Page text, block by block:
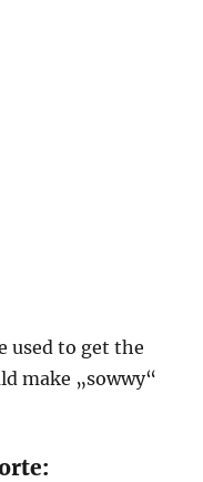
used to get the
make „sowwy“